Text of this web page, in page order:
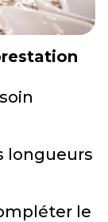
longueurs
le